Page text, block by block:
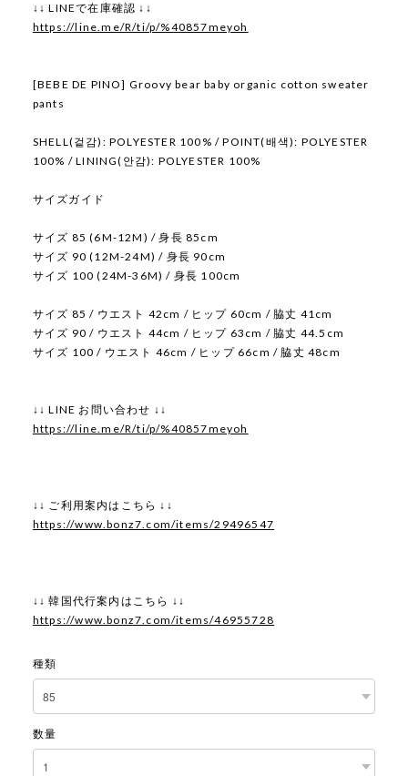
↓↓ LINEで在庫確認 ↓↓
https://line.me/R/ti/p/%40857meyoh
[BEBE DE PINO] Groovy bear baby organic cotton sweater
pants
SHELL(겉감): POLYESTER 100% / POINT(배색): POLYESTER
100% / LINING(안감): POLYESTER 100%
サイズガイド
サイズ 85 (6M-12M) / 身長 85cm
サイズ 90 (12M-24M) / 身長 90cm
サイズ 100 (24M-36M) / 身長 100cm
サイズ 85 / ウエスト 42cm / ヒップ 60cm / 脇丈 41cm
サイズ 90 / ウエスト 44cm / ヒップ 63cm / 脇丈 44.5cm
サイズ 100 / ウエスト 46cm / ヒップ 66cm / 脇丈 48cm
↓↓ LINE お問い合わせ ↓↓
https://line.me/R/ti/p/%40857meyoh
↓↓ ご利用案内はこちら ↓↓
https://www.bonz7.com/items/29496547
↓↓ 韓国代行案内はこちら ↓↓
https://www.bonz7.com/items/46955728
種類
数量